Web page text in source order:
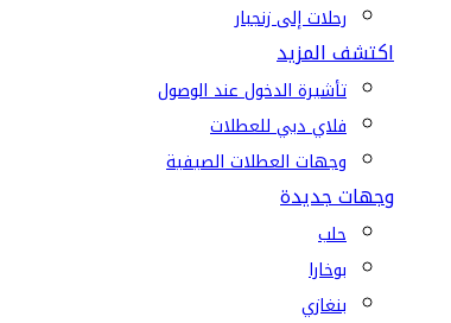
رحلات إلى زنجبار
اكتشف المزيد
تأشيرة الدخول عند الوصول
فلاي دبي للعطلات
وجهات العطلات الصيفية
وجهات جديدة
حلب
بوخارا
بنغازي